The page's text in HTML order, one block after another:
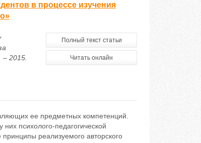
в процессе изучения
2015.
Полный текст статьи
Читать онлайн
ее предметных компетенций.
психолого-педагогической
реализуемого авторского